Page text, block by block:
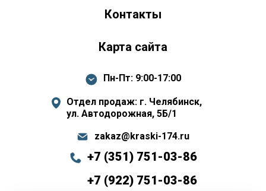
Контакты
Карта сайта
Пн-Пт: 9:00-17:00
Отдел продаж: г. Челябинск,
ул. Автодорожная, 5Б/1
zakaz@kraski-174.ru
+7 (351) 751-03-86
+7 (922) 751-03-86